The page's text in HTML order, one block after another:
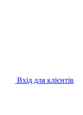
Вхід для клієнтів